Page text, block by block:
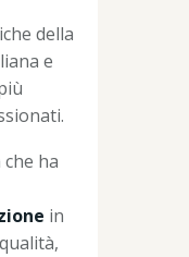
della
e
ha
in